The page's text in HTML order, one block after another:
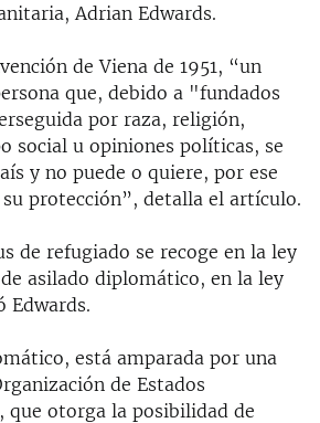
Adrian Edwards.
de Viena de 1951, “un
que, debido a "fundados
por raza, religión,
social u opiniones políticas, se
y no puede o quiere, por ese
protección”, detalla el artículo.
de refugiado se recoge en la ley
asilado diplomático, en la ley
Edwards.
está amparada por una
de Estados
que otorga la posibilidad de